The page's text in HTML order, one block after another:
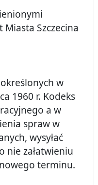
Szczecina
w
1960 r. Kodeks
a w
spraw w
wysyłać
nie załatwieniu
terminu.